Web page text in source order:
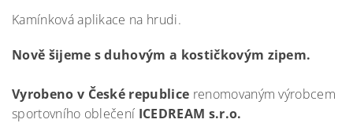
Kamínková aplikace na hrudi.
Nově šijeme s duhovým a kostičkovým zipem.
Vyrobeno v České republice renomovaným výrobcem
sportovního oblečení ICEDREAM s.r.o.